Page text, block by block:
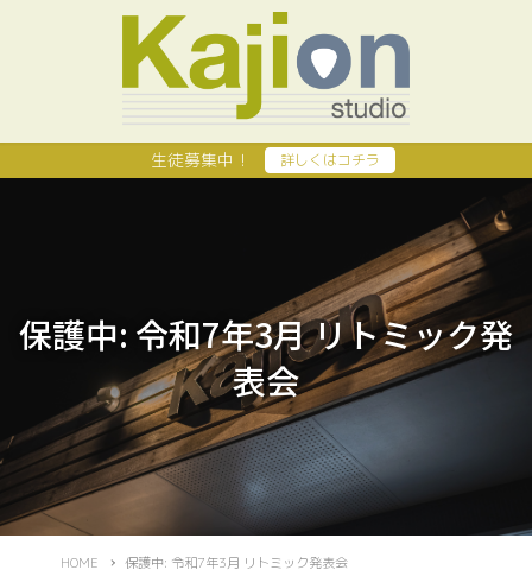
生徒募集中！ 詳しくはコチラ
保護中: 令和7年3月 リトミック発
表会
HOME 保護中: 令和7年3月 リトミック発表会